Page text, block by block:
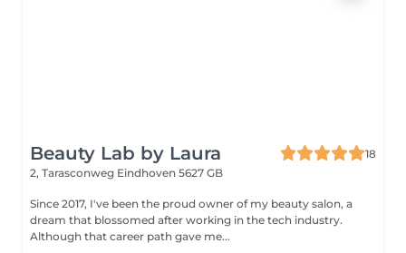
Beauty Lab by Laura
18
2, Tarasconweg Eindhoven 5627 GB
Since 2017, I've been the proud owner of my beauty salon, a
dream that blossomed after working in the tech industry.
Although that career path gave me...